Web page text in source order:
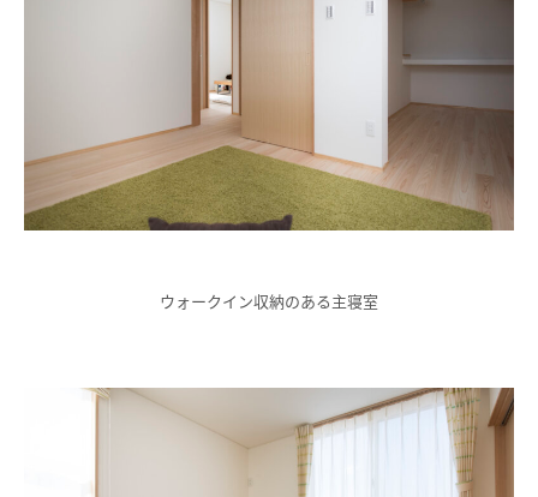
ウォークイン収納のある主寝室